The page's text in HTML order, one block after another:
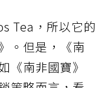
Tea，所以它的
。但是，《南
《南非國寶》